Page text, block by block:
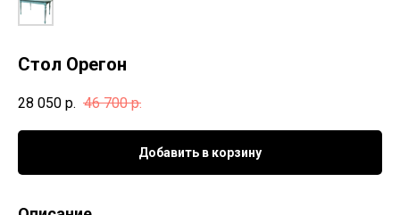
Стол Орегон
28 050 р. 46 700 р.
Добавить в корзину